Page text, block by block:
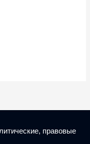
правовые